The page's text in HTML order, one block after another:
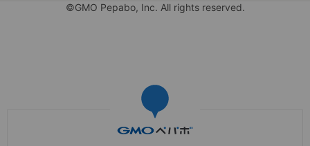
©GMO Pepabo, Inc. All rights reserved.